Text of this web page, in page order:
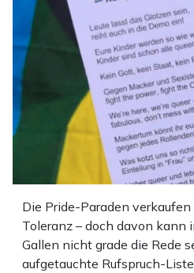
Die Pride-Paraden
Toleranz – doch davon kann
Gallen nicht grade die Rede
aufgetauchte Rufspruch-